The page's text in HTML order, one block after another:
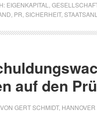
EIGENKAPITAL
PR SICHERHEIT,
auf den
VON GERT SCHMIDT, HANNOVER